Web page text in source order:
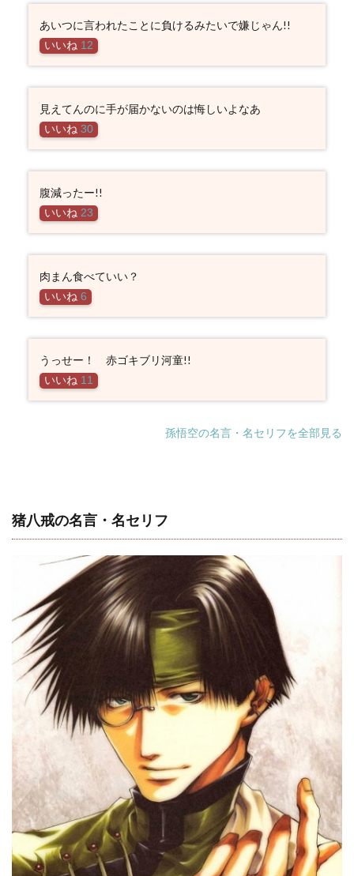
あいつに言われたことに負けるみたいで嫌じゃん!!
いいね 12
見えてんのに手が届かないのは悔しいよなあ
いいね 30
腹減ったー!!
いいね 23
肉まん食べていい？
いいね 6
うっせー！ 赤ゴキブリ河童!!
いいね 11
孫悟空の名言・名セリフを全部見る
猪八戒の名言・名セリフ